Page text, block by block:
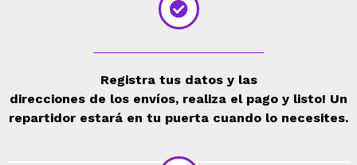
Registra tus datos y las
direcciones de los envíos, realiza el pago y listo! Un
repartidor estará en tu puerta cuando lo necesites.